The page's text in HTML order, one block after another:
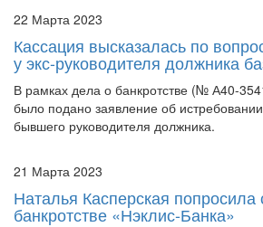
у экс-руководителя должника
В рамках дела о банкротстве (№ А40-
было подано заявление об истребовании
бывшего руководителя должника.
21 Марта 2023
банкротстве «Нэклис-Банка»
Президент холдинга InfoWatch
арбитраж с ходатайством о привлечении